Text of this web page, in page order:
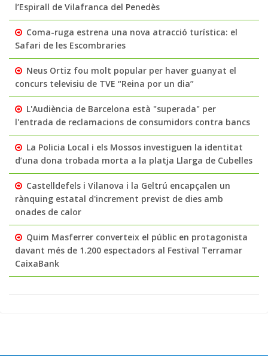
l’Espirall de Vilafranca del Penedès
Coma-ruga estrena una nova atracció turística: el
Safari de les Escombraries
Neus Ortiz fou molt popular per haver guanyat el
concurs televisiu de TVE “Reina por un dia”
L'Audiència de Barcelona està "superada" per
l'entrada de reclamacions de consumidors contra bancs
La Policia Local i els Mossos investiguen la identitat
d’una dona trobada morta a la platja Llarga de Cubelles
Castelldefels i Vilanova i la Geltrú encapçalen un
rànquing estatal d'increment previst de dies amb
onades de calor
Quim Masferrer converteix el públic en protagonista
davant més de 1.200 espectadors al Festival Terramar
CaixaBank